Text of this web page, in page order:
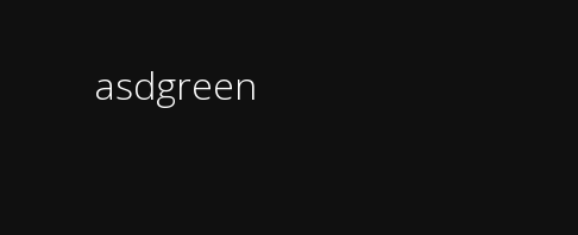
asdgreen